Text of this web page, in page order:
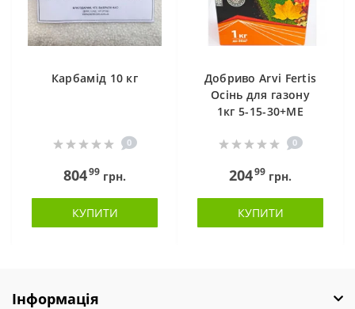
Карбамід 10 кг
0
80499 грн.
КУПИТИ
Добриво Arvi Fertis
Осінь для газону
1кг 5-15-30+МЕ
0
20499 грн.
КУПИТИ
Інформація